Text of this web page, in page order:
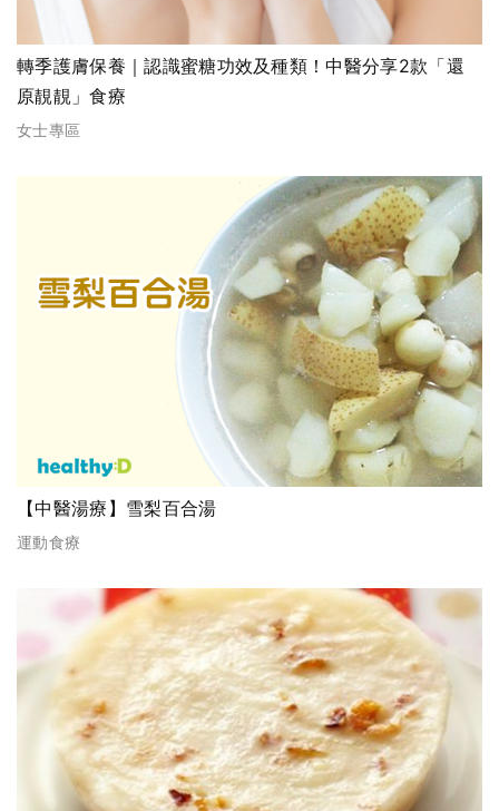
轉季護膚保養｜認識蜜糖功效及種類！中醫分享2款「還
原靚靚」食療
女士專區
【中醫湯療】雪梨百合湯
運動食療